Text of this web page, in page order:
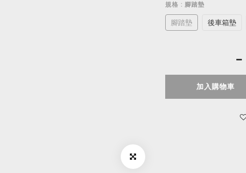
規格 : 腳踏墊
腳踏墊 後車箱墊
加入購物車